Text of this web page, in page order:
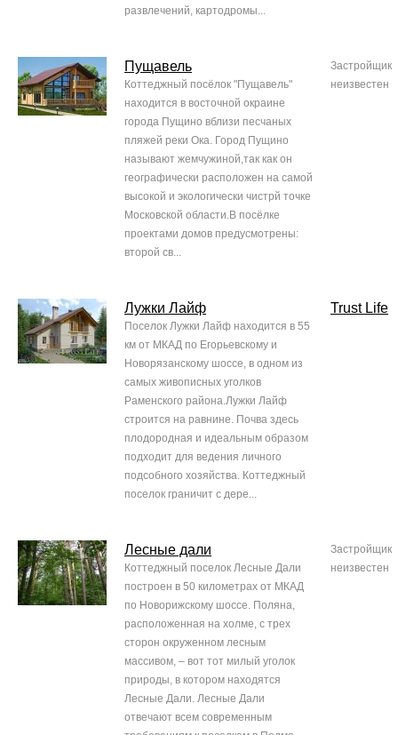
развлечений, картодромы...
Пущавель
Коттеджный посёлок "Пущавель"
находится в восточной окраине
города Пущино вблизи песчаных
пляжей реки Ока. Город Пущино
называют жемчужиной,так как он
географически расположен на самой
высокой и экологически чистрй точке
Московской области.В посёлке
проектами домов предусмотрены:
второй св...
Застройщик
неизвестен
Лужки Лайф
Поселок Лужки Лайф находится в 55
км от МКАД по Егорьевскому и
Новорязанскому шоссе, в одном из
самых живописных уголков
Раменского района.Лужки Лайф
строится на равнине. Почва здесь
плодородная и идеальным образом
подходит для ведения личного
подсобного хозяйства. Коттеджный
поселок граничит с дере...
Trust Life
Лесные дали
Коттеджный поселок Лесные Дали
построен в 50 километрах от МКАД
по Новорижскому шоссе. Поляна,
расположенная на холме, с трех
сторон окруженном лесным
массивом, – вот тот милый уголок
природы, в котором находятся
Лесные Дали. Лесные Дали
отвечают всем современным
Застройщик
неизвестен